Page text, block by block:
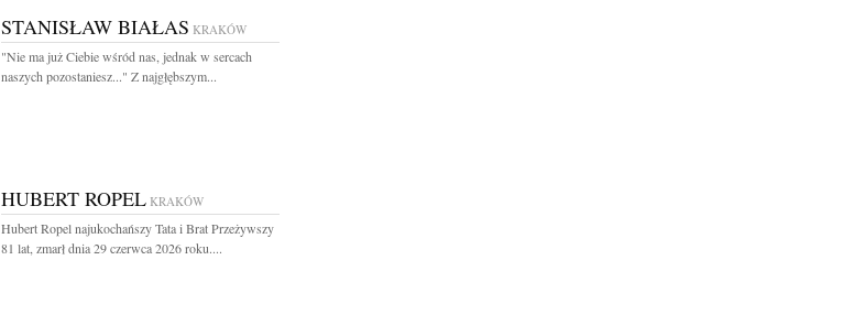
STANISŁAW BIAŁAS KRAKÓW
"Nie ma już Ciebie wśród nas, jednak w sercach
naszych pozostaniesz..." Z najgłębszym...
HUBERT ROPEL KRAKÓW
Hubert Ropel najukochańszy Tata i Brat Przeżywszy
81 lat, zmarł dnia 29 czerwca 2026 roku....